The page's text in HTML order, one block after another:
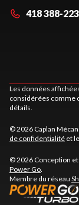
418 388-
Les données
considérées comme
détails.
© 2026 Caplan
de confidentialité et
© 2026 Conception
Power Go.
Membre du réseau